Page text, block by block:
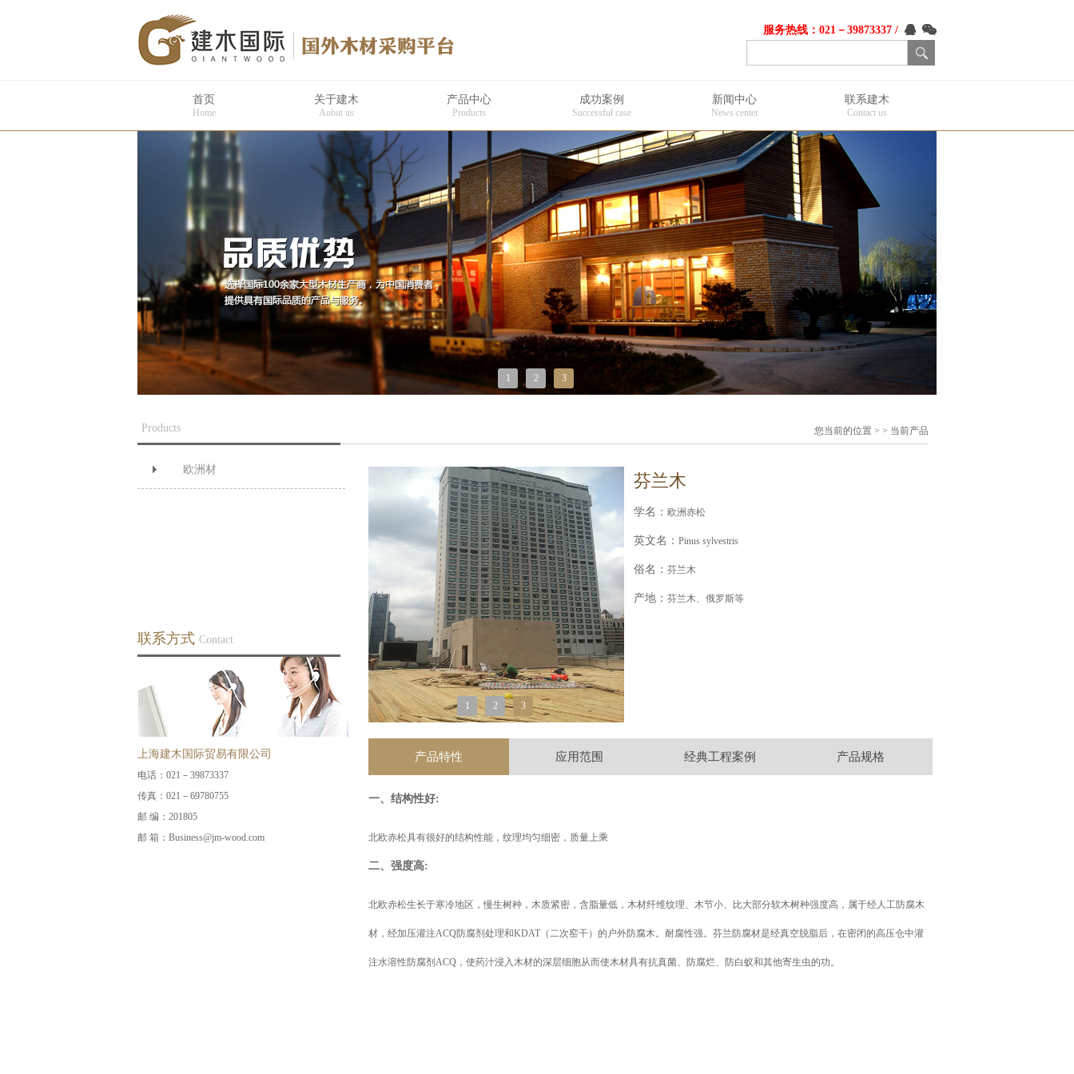
服务热线：021－39873337 /
首页
Home
关于建木
Aobut us
产品中心
Products
成功案例
Successful case
新闻中心
News center
联系建木
Contact us
1 2 3
Products 您当前的位置 > > 当前产品
欧洲材
联系方式 Contact
上海建木国际贸易有限公司
电话：021－39873337
传真：021－69780755
邮 编：201805
邮 箱：Business@jm-wood.com
1 2 3
芬兰木
学名： 欧洲赤松
英文名： Pinus sylvestris
俗名： 芬兰木
产地： 芬兰木、俄罗斯等
产品特性 应用范围 经典工程案例 产品规格
一、结构性好:
北欧赤松具有很好的结构性能，纹理均匀细密，质量上乘
二、强度高:
北欧赤松生长于寒冷地区，慢生树种，木质紧密，含脂量低，木材纤维纹理、木节小、比大部分软木树种强度高，属于经人工防腐木
材，经加压灌注ACQ防腐剂处理和KDAT（二次窑干）的户外防腐木。耐腐性强。芬兰防腐材是经真空脱脂后，在密闭的高压仓中灌
注水溶性防腐剂ACQ，使药汁浸入木材的深层细胞从而使木材具有抗真菌、防腐烂、防白蚁和其他寄生虫的功。